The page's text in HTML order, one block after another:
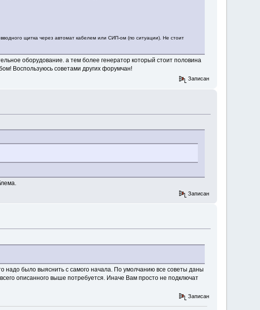
щитка через автомат кабелем или СИП-ом (по ситуации). Не стоит
оборудование. а тем более генератор который стоит половина
Воспользуюсь советами других форумчан!
Записан
Записан
надо было выяснить с самого начала. По умолчанию все советы даны
описанного выше потребуется. Иначе Вам просто не подключат
Записан